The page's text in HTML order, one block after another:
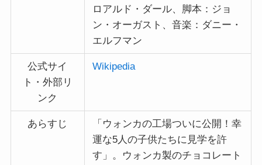
ロアルド・ダール、脚本：ジョ
ン・オーガスト、音楽：ダニー・
エルフマン
公式サイ
ト・外部リ
ンク
Wikipedia
あらすじ
「ウォンカの工場ついに公開！幸
運な5人の子供たちに見学を許
す」。ウォンカ製のチョコレート